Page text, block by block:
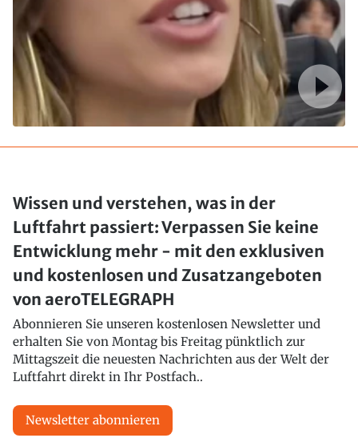
Wissen und verstehen, was in der
Luftfahrt passiert: Verpassen Sie keine
Entwicklung mehr - mit den exklusiven
und kostenlosen und Zusatzangeboten
von aeroTELEGRAPH
Abonnieren Sie unseren kostenlosen Newsletter und
erhalten Sie von Montag bis Freitag pünktlich zur
Mittagszeit die neuesten Nachrichten aus der Welt der
Luftfahrt direkt in Ihr Postfach..
Newsletter abonnieren